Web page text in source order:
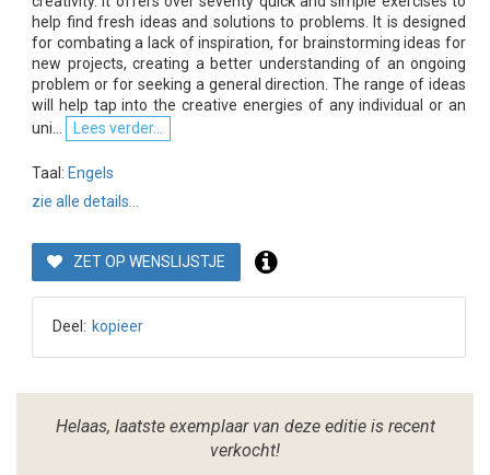
help find fresh ideas and solutions to problems. It is designed
for combating a lack of inspiration, for brainstorming ideas for
new projects, creating a better understanding of an ongoing
problem or for seeking a general direction. The range of ideas
will help tap into the creative energies of any individual or an
uni...
Lees verder...
Taal: Engels
zie alle details...
ZET OP WENSLIJSTJE
Deel: kopieer
Helaas, laatste exemplaar van deze editie is recent
verkocht!